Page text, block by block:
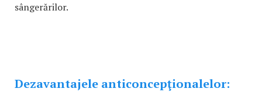
sângerărilor.
Dezavantajele anticoncepţionalelor: